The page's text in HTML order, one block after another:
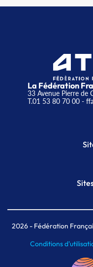
La Fédération
33 Avenue Pierre de
T.01 53 80 70 00-
2026- Fédération
Conditions